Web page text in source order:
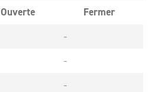
Ouverte
Fermer
-
-
-